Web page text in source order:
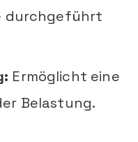
durchgeführt
Ermöglicht eine
Belastung.